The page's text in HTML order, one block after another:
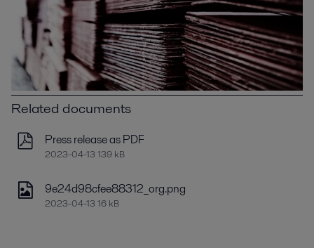
Related documents
Press release as PDF
2023-04-13 139 kB
9e24d98cfee88312_org.png
2023-04-13 16 kB